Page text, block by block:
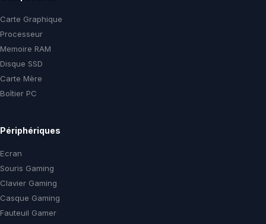
Carte Graphique
Processeur
Memoire RAM
Disque SSD
Carte Mère
Boîtier PC
Périphériques
Ecran
Souris Gaming
Clavier Gaming
Casque Gaming
Fauteuil Gamer